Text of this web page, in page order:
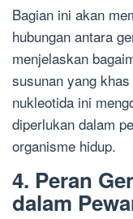
Bagian ini akan
hubungan antara
menjelaskan
susunan yang
nukleotida ini
diperlukan dalam
organisme hidup.
4. Peran
dalam